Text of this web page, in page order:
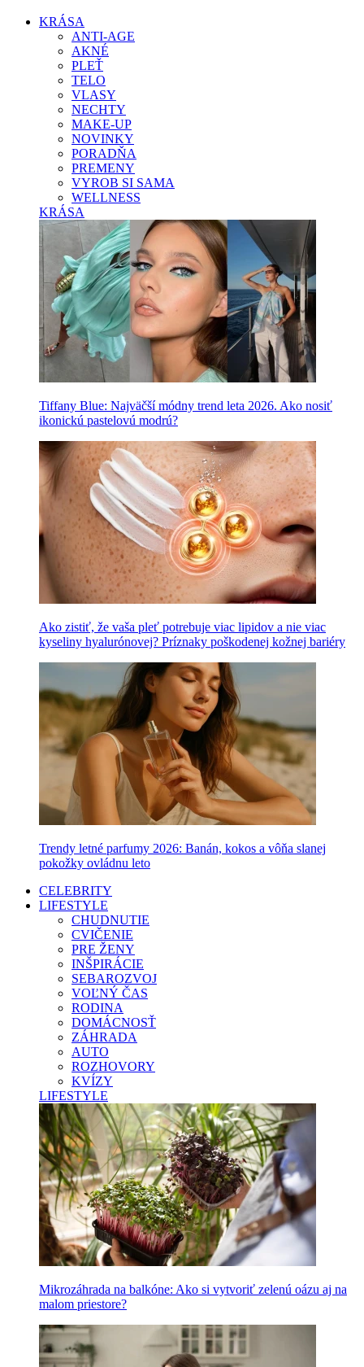
KRÁSA
ANTI-AGE
AKNÉ
PLEŤ
TELO
VLASY
NECHTY
MAKE-UP
NOVINKY
PORADŇA
PREMENY
VYROB SI SAMA
WELLNESS
KRÁSA
Tiffany Blue: Najväčší módny trend leta 2026. Ako nosiť
ikonickú pastelovú modrú?
Ako zistiť, že vaša pleť potrebuje viac lipidov a nie viac
kyseliny hyalurónovej? Príznaky poškodenej kožnej bariéry
Trendy letné parfumy 2026: Banán, kokos a vôňa slanej
pokožky ovládnu leto
CELEBRITY
LIFESTYLE
CHUDNUTIE
CVIČENIE
PRE ŽENY
INŠPIRÁCIE
SEBAROZVOJ
VOĽNÝ ČAS
RODINA
DOMÁCNOSŤ
ZÁHRADA
AUTO
ROZHOVORY
KVÍZY
LIFESTYLE
Mikrozáhrada na balkóne: Ako si vytvoriť zelenú oázu aj na
malom priestore?